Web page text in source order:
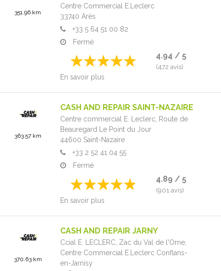
351.96 km
Centre Commercial E.Leclerc
33740 Arès
+33 5 64 51 00 82
Fermé
4.94 / 5
(472 avis)
En savoir plus
363.57 km
CASH AND REPAIR SAINT-NAZAIRE
Centre commercial E. Leclerc, Route de
Beauregard Le Point du Jour
44600 Saint-Nazaire
+33 2 52 41 04 55
Fermé
4.89 / 5
(901 avis)
En savoir plus
370.63 km
CASH AND REPAIR JARNY
Ccial E. LECLERC, Zac du Val de l'Orne,
Centre Commercial E.Leclerc Conflans-
en-Jarnisy